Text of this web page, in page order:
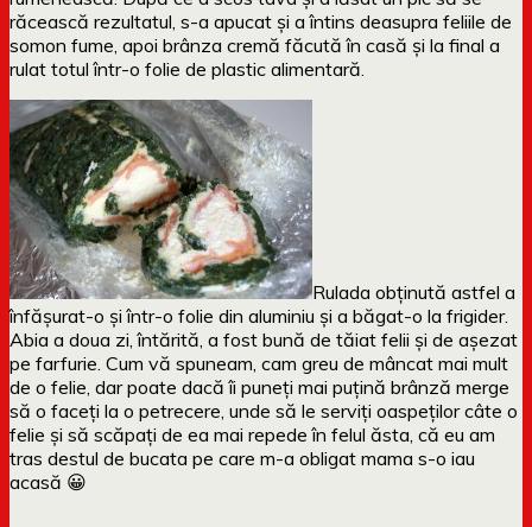
răcească rezultatul, s-a apucat și a întins deasupra feliile de
somon fume, apoi brânza cremă făcută în casă și la final a
rulat totul într-o folie de plastic alimentară.
Rulada obținută astfel a
înfășurat-o și într-o folie din aluminiu și a băgat-o la frigider.
Abia a doua zi, întărită, a fost bună de tăiat felii și de așezat
pe farfurie. Cum vă spuneam, cam greu de mâncat mai mult
de o felie, dar poate dacă îi puneți mai puțină brânză merge
să o faceți la o petrecere, unde să le serviți oaspeților câte o
felie și să scăpați de ea mai repede în felul ăsta, că eu am
tras destul de bucata pe care m-a obligat mama s-o iau
acasă 😀